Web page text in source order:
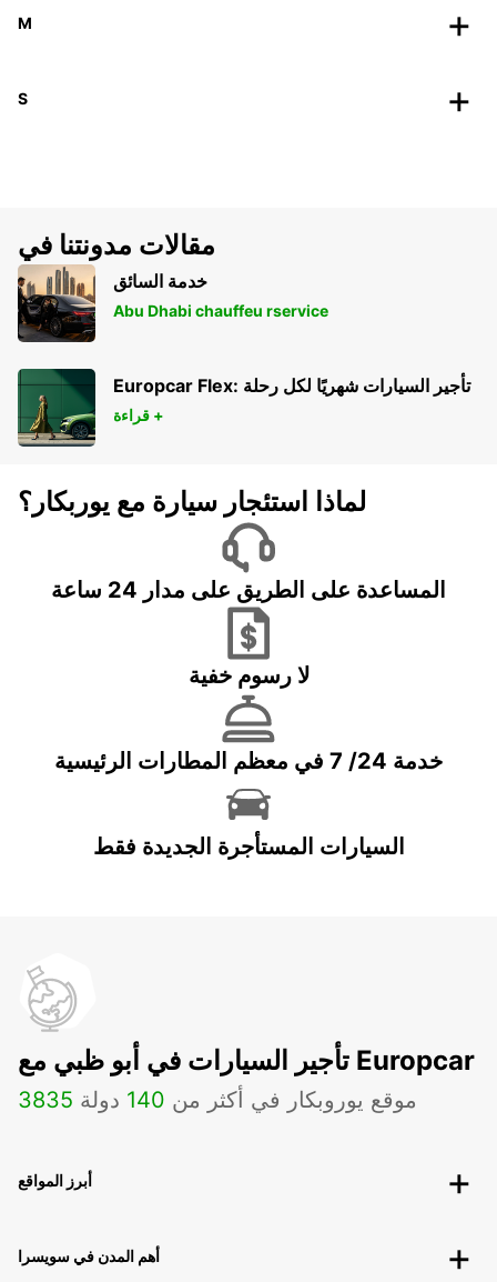
M
S
مقالات مدونتنا في
خدمة السائق
Abu Dhabi chauffeu rservice
Europcar Flex: تأجير السيارات شهريًا لكل رحلة
قراءة +
لماذا استئجار سيارة مع يوربكار؟
المساعدة على الطريق على مدار 24 ساعة
لا رسوم خفية
خدمة 24/ 7 في معظم المطارات الرئيسية
السيارات المستأجرة الجديدة فقط
تأجير السيارات في أبو ظبي مع Europcar
3835 موقع يوروبكار في أكثر من 140 دولة
أبرز المواقع
أهم المدن في سويسرا